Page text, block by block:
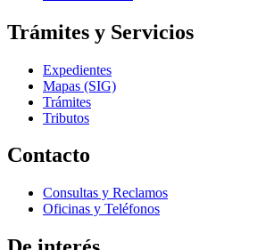
Trámites y Servicios
Expedientes
Mapas (SIG)
Trámites
Tributos
Contacto
Consultas y Reclamos
Oficinas y Teléfonos